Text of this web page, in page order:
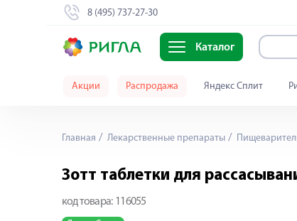
8 (495) 737-27-30
Каталог
Акции Распродажа Яндекс Сплит
Главная Лекарственные препараты
Зотт таблетки для
код товара: 116055